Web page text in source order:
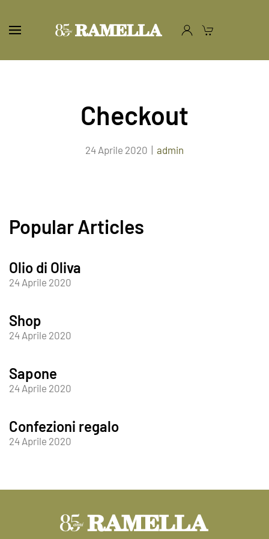
Checkout
24 Aprile 2020 admin
Popular Articles
Olio di Oliva
24 Aprile 2020
Shop
24 Aprile 2020
Sapone
24 Aprile 2020
Confezioni regalo
24 Aprile 2020